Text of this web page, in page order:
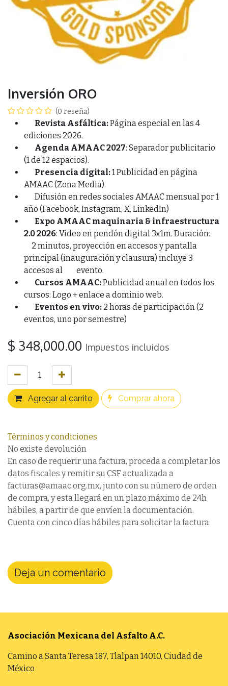
Inversión ORO
(0 reseña)
Revista Asfáltica:Página especial en las 4
ediciones 2026.
Agenda AMAAC 2027: Separador publicitario
(1 de 12 espacios).
Presencia digital:1 Publicidad en página
AMAAC (Zona Media).
Difusión en redes sociales AMAAC mensual por 1
año (Facebook, Instagram, X, LinkedIn)
Expo AMAAC maquinaria & infraestructura
2.0 2026: Video en pendón digital 3x1m. Duración:
2 minutos, proyección en accesos y pantalla
principal (inauguración y clausura) incluye 3
accesos al evento.
Cursos AMAAC:Publicidad anual en todos los
cursos: Logo + enlace a dominio web.
Eventos en vivo: 2 horas de participación (2
eventos, uno por semestre)
$ 348,000.00 Impuestos incluidos
Agregar al carrito Comprar ahora
Términos y condiciones
No existe devolución
En caso de requerir una factura, proceda a completar los
datos fiscales y remitir su CSF actualizada a
facturas@amaac.org.mx, junto con su número de orden
de compra, y esta llegará en un plazo máximo de 24h
hábiles, a partir de que envíen la documentación.
Cuenta con cinco días hábiles para solicitar la factura.
Deja un comentario
Asociación Mexicana del Asfalto A.C.
Camino a Santa Teresa 187, Tlalpan 14010, Ciudad de
México